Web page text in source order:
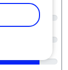
9